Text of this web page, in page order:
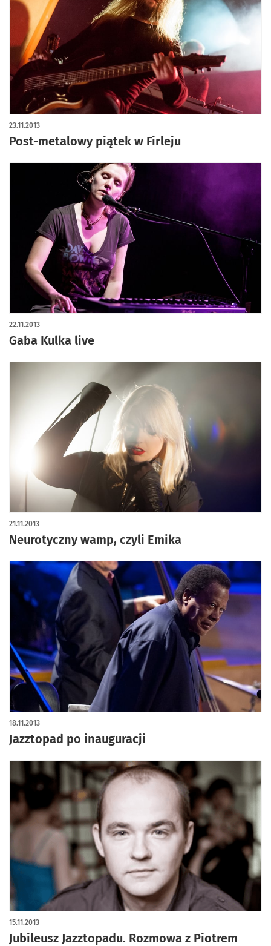
Post-metalowy piątek w Firleju
23.11.2013
Gaba Kulka live
22.11.2013
Neurotyczny wamp, czyli Emika
21.11.2013
Jazztopad po inauguracji
18.11.2013
Jubileusz Jazztopadu. Rozmowa z Piotrem
15.11.2013